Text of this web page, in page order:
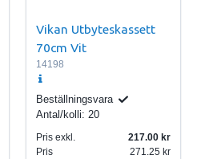
Vikan Utbyteskassett
70cm Vit
14198
Beställningsvara
Antal/kolli: 20
Pris exkl.
217.00
Pris
271.25